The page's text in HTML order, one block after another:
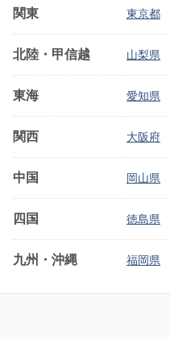
関東 東京都
北陸・甲信越 山梨県
東海 愛知県
関西 大阪府
中国 岡山県
四国 徳島県
九州・沖縄 福岡県